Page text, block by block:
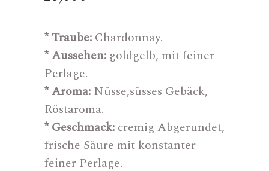
* Traube: Chardonnay.
* Aussehen: goldgelb, mit feiner
Perlage.
* Aroma: Nüsse,süsses Gebäck,
Röstaroma.
* Geschmack: cremig Abgerundet,
frische Säure mit konstanter
feiner Perlage.